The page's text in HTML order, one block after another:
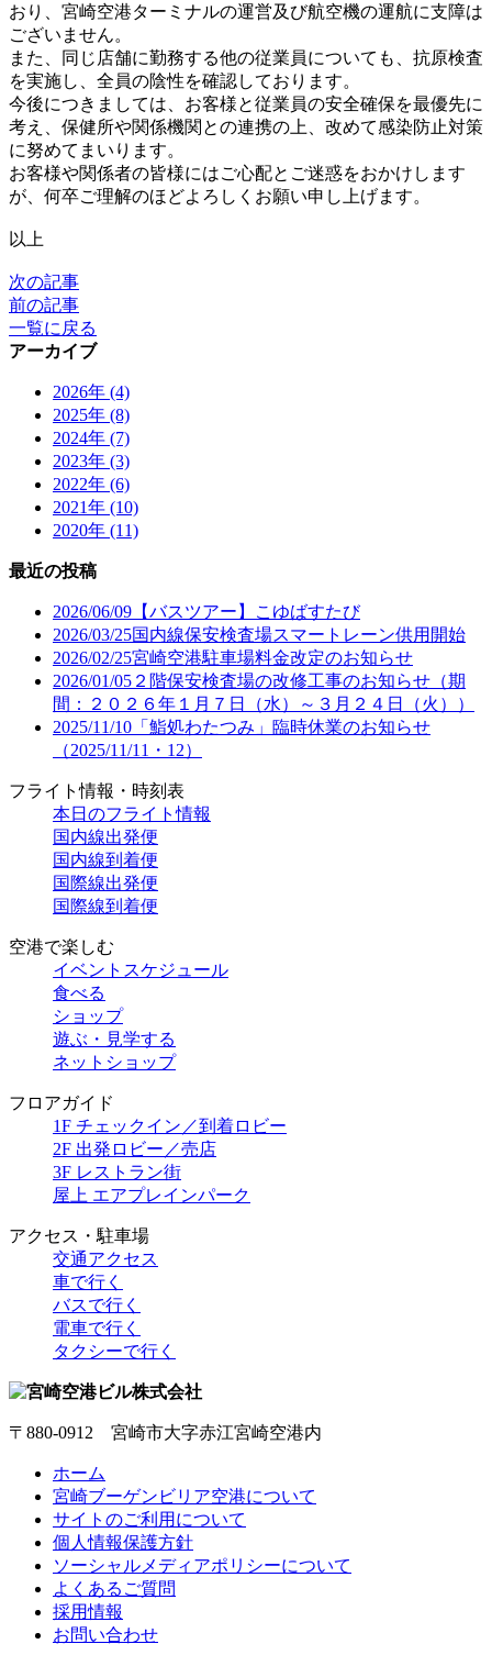
おり、宮崎空港ターミナルの運営及び航空機の運航に支障は
ございません。
また、同じ店舗に勤務する他の従業員についても、抗原検査
を実施し、全員の陰性を確認しております。
今後につきましては、お客様と従業員の安全確保を最優先に
考え、保健所や関係機関との連携の上、改めて感染防止対策
に努めてまいります。
お客様や関係者の皆様にはご心配とご迷惑をおかけします
が、何卒ご理解のほどよろしくお願い申し上げます。
以上
次の記事
前の記事
一覧に戻る
アーカイブ
2026年 (4)
2025年 (8)
2024年 (7)
2023年 (3)
2022年 (6)
2021年 (10)
2020年 (11)
最近の投稿
2026/06/09 【バスツアー】こゆばすたび
2026/03/25国内線保安検査場スマートレーン供用開始
2026/02/25宮崎空港駐車場料金改定のお知らせ
2026/01/05 ２階保安検査場の改修工事のお知らせ（期
間：２０２６年１月７日（水）～３月２４日（火））
2025/11/10 「鮨処わたつみ」臨時休業のお知らせ
（2025/11/11・12）
フライト情報・時刻表
本日のフライト情報
国内線出発便
国内線到着便
国際線出発便
国際線到着便
空港で楽しむ
イベントスケジュール
食べる
ショップ
遊ぶ・見学する
ネットショップ
フロアガイド
1F チェックイン／到着ロビー
2F 出発ロビー／売店
3F レストラン街
屋上 エアプレインパーク
アクセス・駐車場
交通アクセス
車で行く
バスで行く
電車で行く
タクシーで行く
〒880-0912 宮崎市大字赤江宮崎空港内
ホーム
宮崎ブーゲンビリア空港について
サイトのご利用について
個人情報保護方針
ソーシャルメディアポリシーについて
よくあるご質問
採用情報
お問い合わせ